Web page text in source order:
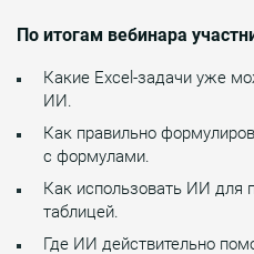
По итогам вебинара
Какие Excel-задачи уже
ИИ.
Как правильно
с формулами.
Как использовать ИИ для
таблицей.
Где ИИ действительно